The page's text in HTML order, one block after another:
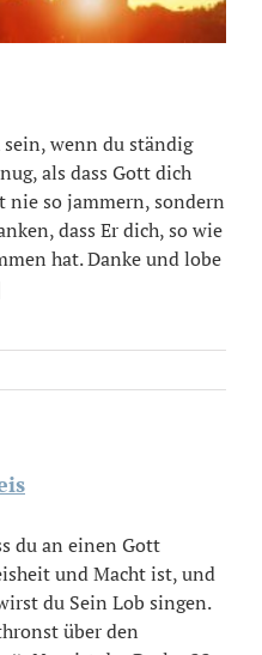
wenn du ständig
als dass Gott dich
nie so jammern, sondern
dass Er dich, so wie
hat. Danke und lobe
du an einen Gott
und Macht ist, und
du Sein Lob singen.
über den